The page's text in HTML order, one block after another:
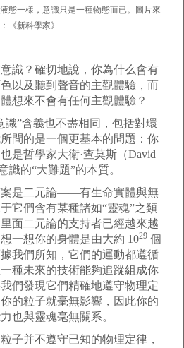
態一樣，意識只是一種物態而已。圖片來
《新科學家》
？確切地說，你為什么會有
以及聽到聲音的主觀體驗，而
想來不會有任何主觀體驗？
”含義也不盡相同，包括對環
問的是一個更基本的問題：你
是哲學家大衛·查莫斯（David
識的“大難題”的本質。
是二元論——有生命實體與無
它們含有某種諸如“靈魂”之類
面二元論的支持者已經越來越
一想你的身體是由大約 1029 個
我們所知，它們的運動都遵循
種未來的技術能夠追蹤組成你
們發現它們精確地遵守物理定
的粒子就毫無影響，因此你的
也與靈魂毫無關系。
并不遵守已知的物理定律，